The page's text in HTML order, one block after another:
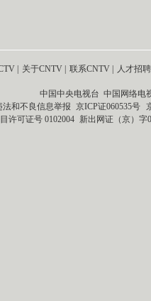
关于CNTV 联系CNTV 人才招聘
中国中央电视台 中国网络电
法和不良信息举报 京ICP证060535号
许可证号 0102004 新出网证（京）